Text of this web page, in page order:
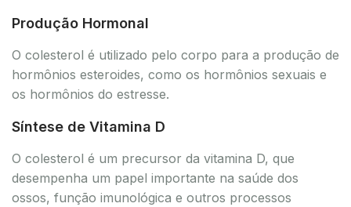
Produção Hormonal
O colesterol é utilizado pelo corpo para a produção de
hormônios esteroides, como os hormônios sexuais e
os hormônios do estresse.
Síntese de Vitamina D
O colesterol é um precursor da vitamina D, que
desempenha um papel importante na saúde dos
ossos, função imunológica e outros processos